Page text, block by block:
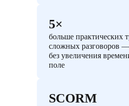
5×
больше практических
сложных разговоров —
без увеличения
поле
SCORM